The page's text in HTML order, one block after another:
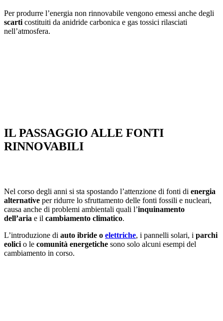
Per produrre l’energia non rinnovabile vengono emessi anche degli
scarticostituiti da anidride carbonica e gas tossici rilasciati
nell’atmosfera.
IL PASSAGGIO ALLE FONTI
RINNOVABILI
Nel corso degli anni si sta spostando l’attenzione di fonti di energia
alternative per ridurre lo sfruttamento delle fonti fossili e nucleari,
causa anche di problemi ambientali quali l’inquinamento
dell’aria e il cambiamento climatico.
L’introduzione di auto ibride o elettriche, i pannelli solari, i parchi
eolici o le comunità energetiche sono solo alcuni esempi del
cambiamento in corso.